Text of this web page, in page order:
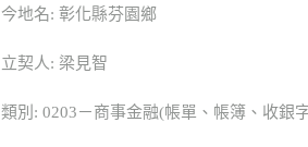
今地名: 彰化縣芬園鄉
立契人: 梁見智
類別: 0203－商事金融(帳單、帳簿、收銀